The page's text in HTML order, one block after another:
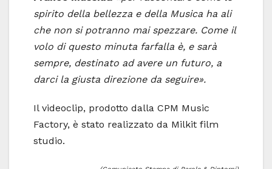
spirito della bellezza e della Musica ha ali
che non si potranno mai spezzare. Come il
volo di questo minuta farfalla è, e sarà
sempre, destinato ad avere un futuro, a
darci la giusta direzione da seguire».
Il videoclip, prodotto dalla CPM Music
Factory, è stato realizzato da Milkit film
studio.